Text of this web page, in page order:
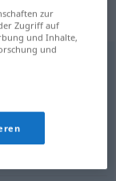
zur
Zugriff auf
und Inhalte,
und